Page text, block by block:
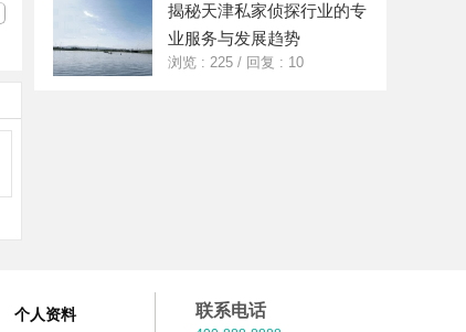
揭秘天津私家侦探行业的专
业服务与发展趋势
浏览 : 225 / 回复 : 10
个人资料 联系电话